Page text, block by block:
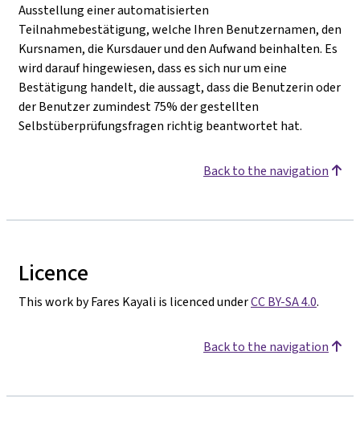
Ausstellung einer automatisierten
Teilnahmebestätigung, welche Ihren Benutzernamen, den
Kursnamen, die Kursdauer und den Aufwand beinhalten. Es
wird darauf hingewiesen, dass es sich nur um eine
Bestätigung handelt, die aussagt, dass die Benutzerin oder
der Benutzer zumindest 75% der gestellten
Selbstüberprüfungsfragen richtig beantwortet hat.
Back to the navigation
Licence
This work by Fares Kayali is licenced underCC BY-SA 4.0.
Back to the navigation